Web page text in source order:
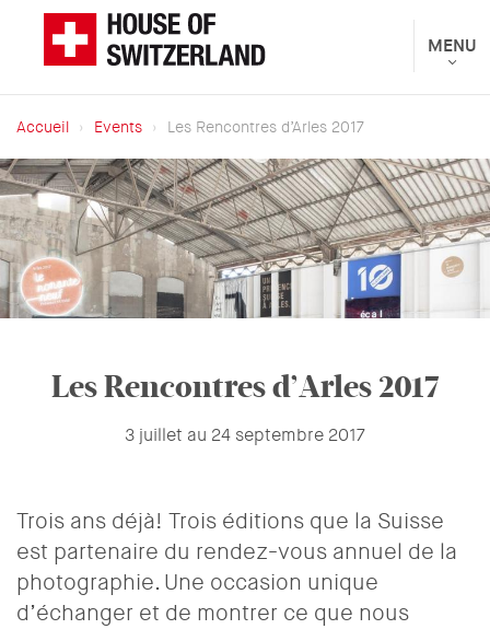
Présenté
par
Département
fédéral
des
affaires
étrangères
Toggle
MENU
Fil
d'Ariane
Accueil Events Les Rencontres d’Arles 2017
Les Rencontres d’Arles 2017
3 juillet au 24 septembre 2017
Trois ans déjà! Trois éditions que la Suisse
est partenaire du rendez-vous annuel de la
photographie. Une occasion unique
d’échanger et de montrer ce que nous